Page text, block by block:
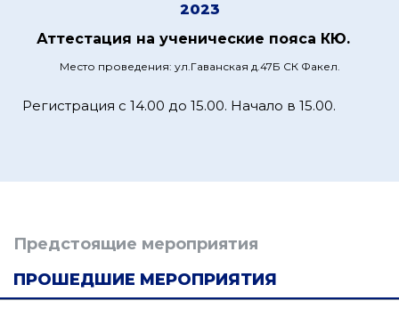
2023
Аттестация на ученические пояса КЮ.
Место проведения: ул.Гаванская д.47Б СК Факел.
Регистрация с 14.00 до 15.00. Начало в 15.00.
Предстоящие мероприятия
ПРОШЕДШИЕ МЕРОПРИЯТИЯ